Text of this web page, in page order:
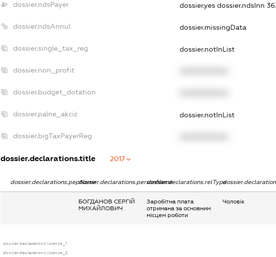
dossier.ndsPayer dossier.yesdossier.ndsInn
dossier.ndsAnnul dossier.missingData
dossier.single_tax_reg dossier.notInList
dossier.non_profit
dossier.budget_dotation
dossier.palne_akciz dossier.notInList
dossier.bigTaxPayerReg
dossier.declarations.title 2017
dossier.declarations.pepNamedossier.declarations.personNamedossier.declarations.relType
БОГДАНОВ СЕРГІЙ
МИХАЙЛОВИЧ
Заробітна плата
отримана за основним
місцем роботи
Чоловік
dossier.declarations.license_1
dossier.declarations.license_2